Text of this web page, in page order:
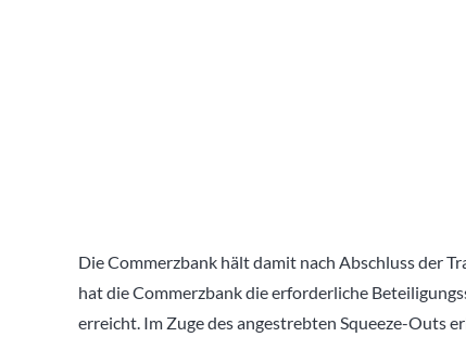
Die Commerzbank hält damit nach Abschluss der
hat die Commerzbank die erforderliche
erreicht. Im Zuge des angestrebten Squeeze-Outs